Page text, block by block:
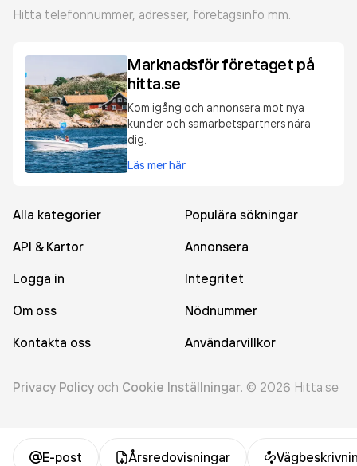
E-post Årsredovisningar
Hitta telefonnummer, adresser, företagsinfo mm.
Marknadsför företaget på
hitta.se
Kom igång och annonsera mot nya
kunder och samarbetspartners nära
dig.
Läs mer här
Alla kategorier
Populära sökningar
API & Kartor
Annonsera
Logga in
Integritet
Om oss
Nödnummer
Kontakta oss
Användarvillkor
Privacy Policy och Cookie Inställningar. © 2026 Hitta.se